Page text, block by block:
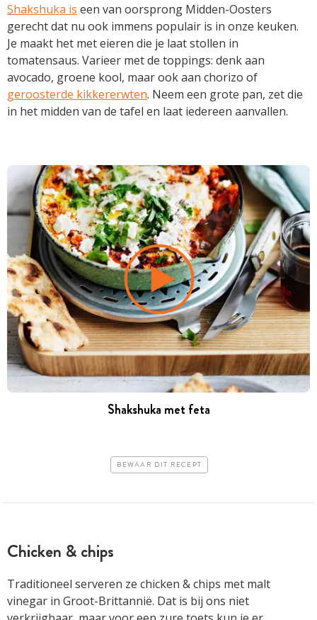
Shakshuka is een van oorsprong Midden-Oosters
gerecht dat nu ook immens populair is in onze keuken.
Je maakt het met eieren die je laat stollen in
tomatensaus. Varieer met de toppings: denk aan
avocado, groene kool, maar ook aan chorizo of
geroosterde kikkererwten. Neem een grote pan, zet die
in het midden van de tafel en laat iedereen aanvallen.
Shakshuka met feta
BEWAAR DIT RECEPT
Chicken & chips
Traditioneel serveren ze chicken & chips met malt
vinegar in Groot-Brittannië. Dat is bij ons niet